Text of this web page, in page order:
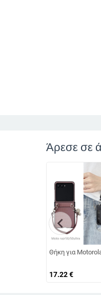
Άρεσε σε
Θήκη για
17.22€
chevron_left